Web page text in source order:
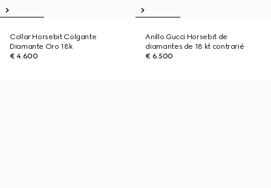
Collar Horsebit Colgante
Diamante Oro 18k
€ 4.600
Anillo Gucci Horsebit de
diamantes de 18 kt contrarié
€ 6.500